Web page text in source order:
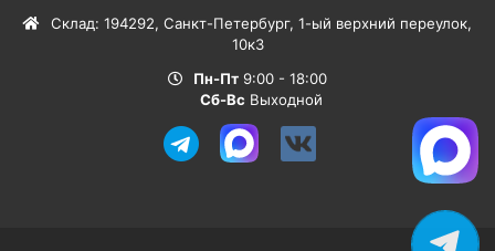
Склад: 194292, Санкт-Петербург, 1-ый верхний переулок,
10к3
Пн-Пт 9:00 - 18:00
Сб-Вс Выходной